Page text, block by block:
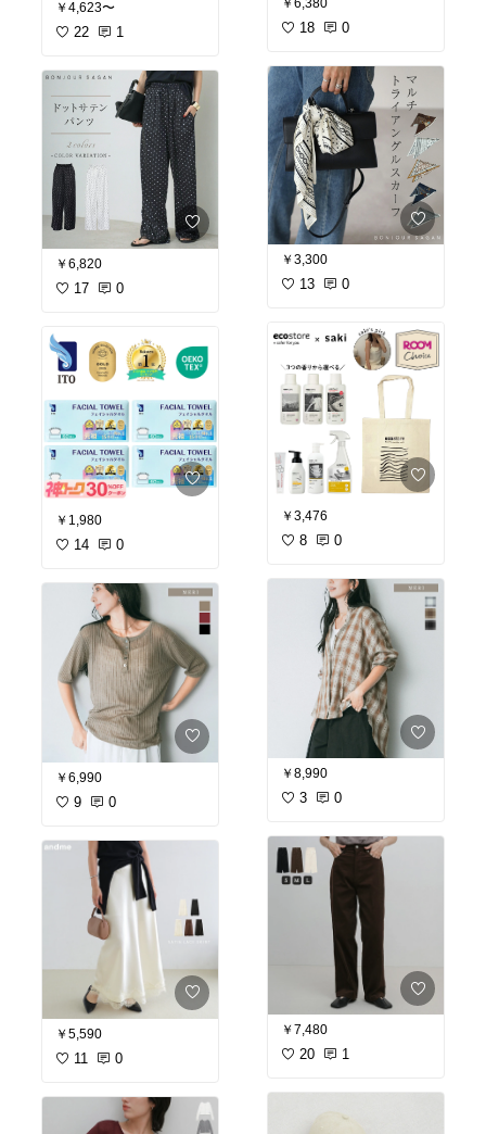
個包装なので旅行先への
持ち運びや
#オリジナル写真
\ココが凄い！/
✔️五大添加物不使用
✔️野菜だけでなく栄養素
もプラス
(食物繊維、乳酸菌、カル
シウム、葉酸、鉄分など)
✔️飲みやすい抹茶風味
✔️個包装で続けやすい
水にすぐ溶けやすい粉末
状で
クセがなくゴクゴク飲め
ます♪
水だけでなくお湯に溶か
炭酸水で割るのもオスス
メ！
ヨーグルトにふりかけて
食べること✨
これ、本当に美味し
い！！
ほんのり抹茶のような香
りが広がって
す😋
青汁＋ヨーグルトは
野菜嫌いが多いので本当
に助かってます🙏🏻
「毎日完璧に野菜を食べ
させるのは難しい」
という東原亜希さんの実
体験から生まれた
\HAPPY AOJIRU/
我が家でも
野菜不足が気になる日の
お守りみたいな存在✨
家族みんなで飲める
飲みやすさと安心感が魅
#オリジナル写真
￥4,623〜
22 1
￥6,820
17 0
￥1,980
14 0
￥6,990
9 0
￥5,590
11 0
ク♩
ても心地よく
泡立ちも良く、洗い上が
りもしっとりです💕
ヘアオイルはドライヤー
前には欠かせないアイテ
ム‼︎
サラッとベタつきのない
オイルで
乾かしたあとはしっと
り、さらさら✨
翌朝の髪の毛のまとまり
もグンッと良くなります
♩
￥6,380
18 0
￥3,300
13 0
￥3,476
8 0
￥8,990
3 0
￥7,480
20 1